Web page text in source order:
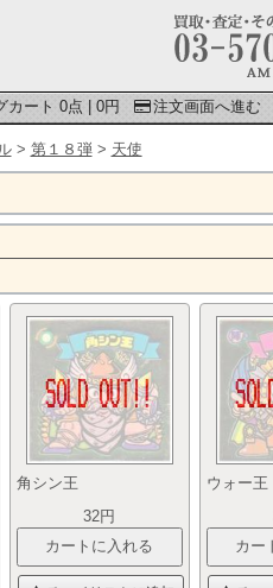
カート 0点 | 0円 注文画面へ進む
> 第１８弾> 天使
角シン王
32円
ウォー王